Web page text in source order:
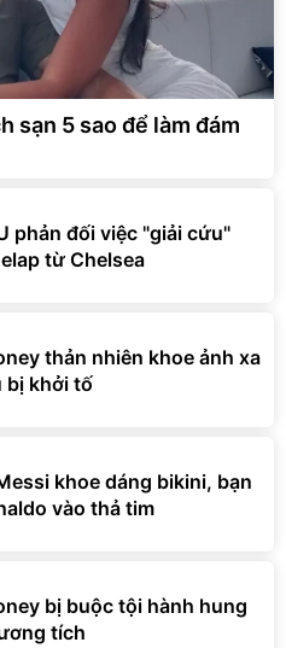
sạn 5 sao để làm đám
phản đối việc "giải cứu"
từ Chelsea
thản nhiên khoe ảnh xa
bị khởi tố
khoe dáng bikini, bạn
vào thả tim
bị buộc tội hành hung
tích